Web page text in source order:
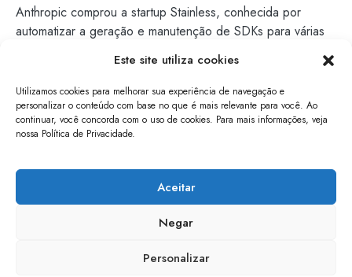
Este site utiliza cookies
Utilizamos cookies para melhorar sua experiência de navegação e
personalizar o conteúdo com base no que é mais relevante para você. Ao
continuar, você concorda com o uso de cookies. Para mais informações, veja
nossa Política de Privacidade.
Aceitar
Negar
Personalizar
Anthropic comprou a startup Stainless, conhecida por
automatizar a geração e manutenção de SDKs para várias
18/05/2026
Leia mais
papo de software
mantido por entusiastas de tecnologia